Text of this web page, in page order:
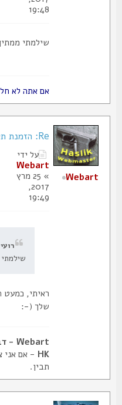
19:48
שילמתי ממתין
אם אתה לא חלק
Re: הזמנת תעודות החבר של הסליק
על ידי
Webart
» 25 מרץ
2017,
19:49
רועי 357 כתב:
שילמתי ממתין
ראיתי, כמעט
שלך (-:
Webart - דביר, מייסד הסליק
- אם אני
תבין.
Webart